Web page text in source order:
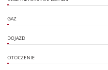
GAZ
DOJAZD
OTOCZENIE